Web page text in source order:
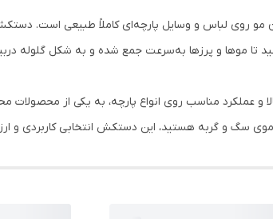
مو روی لباس و وسایل پارچه‌ای کاملاً طبیعی است.
موها و پرزها به‌سرعت جمع شده و به شکل گلوله
و عملکرد مناسب روی انواع پارچه، به یکی از
سگ و گربه هستید، این دستکش انتخابی کاربردی و